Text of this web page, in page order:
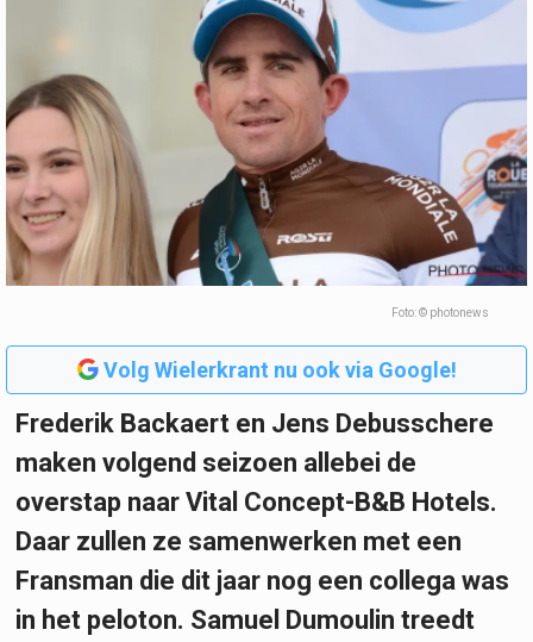
Foto: © photonews
Volg Wielerkrant nu ook via Google!
Frederik Backaert en Jens Debusschere
maken volgend seizoen allebei de
overstap naar Vital Concept-B&B Hotels.
Daar zullen ze samenwerken met een
Fransman die dit jaar nog een collega was
in het peloton. Samuel Dumoulin treedt